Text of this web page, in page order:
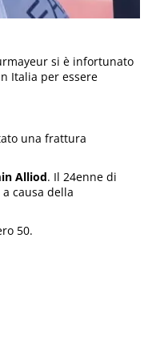
si è infortunato
Italia per essere
una frattura
Alliod. Il 24enne di
causa della
50.